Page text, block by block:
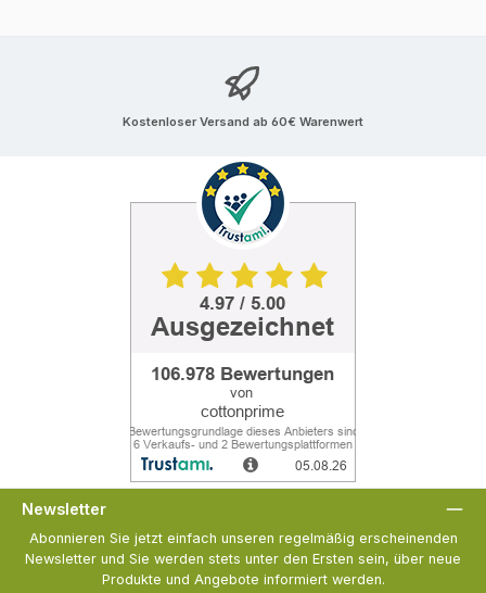
Kostenloser Versand ab 60€ Warenwert
Newsletter
Abonnieren Sie jetzt einfach unseren regelmäßig erscheinenden
Newsletter und Sie werden stets unter den Ersten sein, über neue
Produkte und Angebote informiert werden.